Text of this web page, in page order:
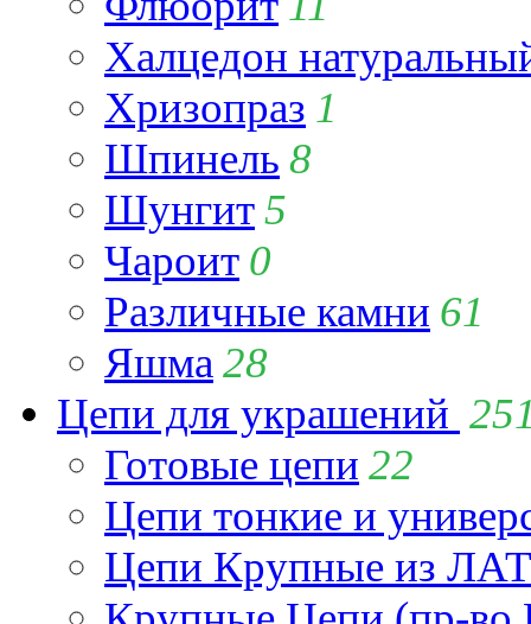
Халцедон
Хризопраз 1
Шпинель 8
Шунгит5
Чароит 0
Различные камни 61
Яшма 28
Цепи для украшений
Готовые цепи 22
Цепи тонкие и
Цепи Крупные из